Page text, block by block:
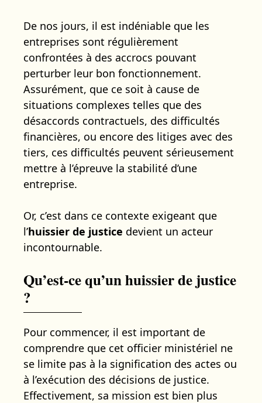
De nos jours, il est indéniable que les
entreprises sont régulièrement
confrontées à des accrocs pouvant
perturber leur bon fonctionnement.
Assurément, que ce soit à cause de
situations complexes telles que des
désaccords contractuels, des difficultés
financières, ou encore des litiges avec des
tiers, ces difficultés peuvent sérieusement
mettre à l’épreuve la stabilité d’une
entreprise.
Or, c’est dans ce contexte exigeant que
l’huissier de justice devient un acteur
incontournable.
Qu’est-ce qu’un huissier de justice
?
Pour commencer, il est important de
comprendre que cet officier ministériel ne
se limite pas à la signification des actes ou
à l’exécution des décisions de justice.
Effectivement, sa mission est bien plus